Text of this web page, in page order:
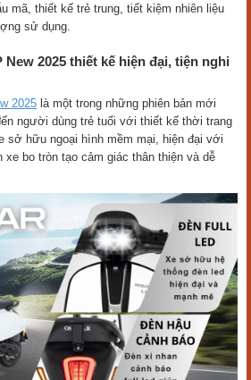
mã, thiết kế trẻ trung, tiết kiệm nhiên liệu
sử dụng.
New 2025 thiết kế hiện đại, tiện nghi
2025 là một trong những phiên bản mới
người dùng trẻ tuổi với thiết kế thời trang
sở hữu ngoại hình mềm mại, hiện đại với
xe bo tròn tạo cảm giác thân thiện và dễ